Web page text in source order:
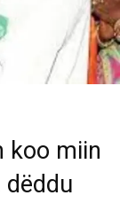
koo miin
dëddu